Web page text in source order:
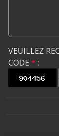
VEUILLEZ
CODE * :